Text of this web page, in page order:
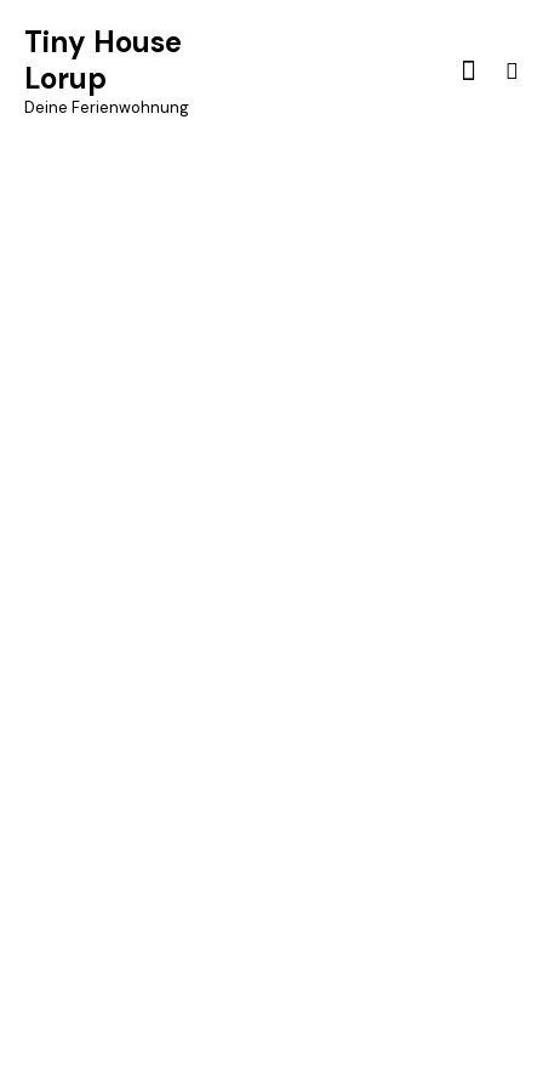
Tiny House
Lorup
Deine Ferienwohnung